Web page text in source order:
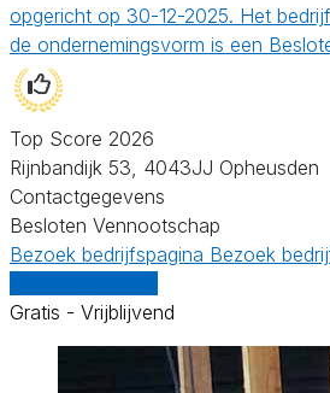
opgericht op 30-12-2025. Het
de ondernemingsvorm is een
Top Score 2026
Rijnbandijk 53, 4043JJ Opheusden
Contactgegevens
Besloten Vennootschap
Bezoek bedrijfspagina Bezoek
Gratis - Vrijblijvend